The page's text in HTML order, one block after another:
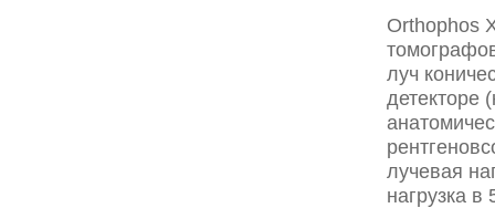
Orthophos
луч
детекторе
лучевая
нагрузка